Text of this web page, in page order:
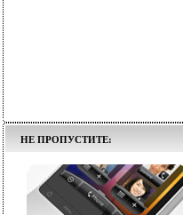
НЕ ПРОПУСТИТЕ: